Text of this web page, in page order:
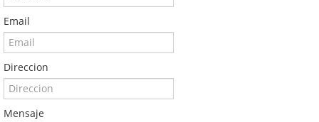
Email
Direccion
Mensaje